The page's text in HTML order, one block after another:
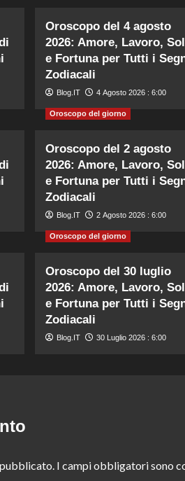
Oroscopo del 4 agosto
2026: Amore, Lavoro,
e Fortuna per Tutti i
Zodiacali
Blog.IT 4 Agosto 2026 : 6:00
Oroscopo del giorno
Oroscopo del 2 agosto
2026: Amore, Lavoro,
e Fortuna per Tutti i
Zodiacali
Blog.IT 2 Agosto 2026 : 6:00
Oroscopo del giorno
Oroscopo del 30 luglio
2026: Amore, Lavoro,
e Fortuna per Tutti i
Zodiacali
Blog.IT 30 Luglio 2026 : 6:00
I campi obbligatori sono